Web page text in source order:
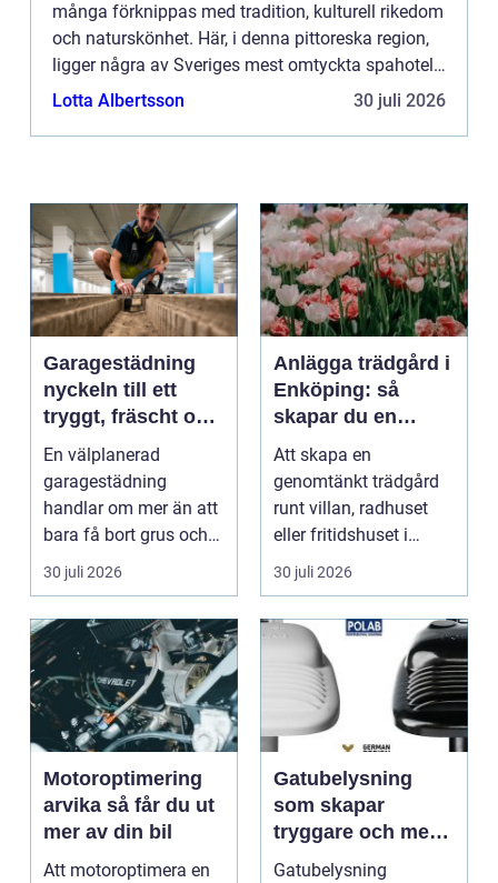
många förknippas med tradition, kulturell rikedom
och naturskönhet. Här, i denna pittoreska region,
ligger några av Sveriges mest omtyckta spahotell.
Dessa hotel...
Lotta Albertsson 30 juli 2026
Garagestädning
nyckeln till ett
tryggt, fräscht och
hållbart garage
En välplanerad
garagestädning
handlar om mer än att
bara få bort grus och
damm från golvet.
30 juli 2026
Anlägga trädgård i
Enköping: så
skapar du en
hållbar och
harmonisk
utemiljö
Att skapa en
genomtänkt trädgård
runt villan, radhuset
eller fritidshuset i
Enkö...
30 juli 2026
Motoroptimering
arvika så får du ut
mer av din bil
Att motoroptimera en
Gatubelysning
som skapar
tryggare och mer
hållbara miljöer
Gatubelysning